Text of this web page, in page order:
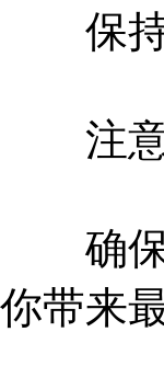
保持
注意
确保
你带来